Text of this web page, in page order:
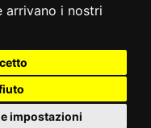
arrivano i nostri
impostazioni
anche parziali. Prezzi e
o omissioni